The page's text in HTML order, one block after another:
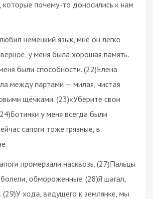
которые почему-то доносились к нам
немецкий язык, мне он легко
у меня была хорошая память.
были способности. (22)Елена
между партами — милая, чистая
щёчками. (23)«Уберите свои
у меня всегда были
сапоги тоже грязные, в
промерзали насквозь. (27)Пальцы
обмороженные. (28)Я шагал,
(29)У хода, ведущего к землянке, мы